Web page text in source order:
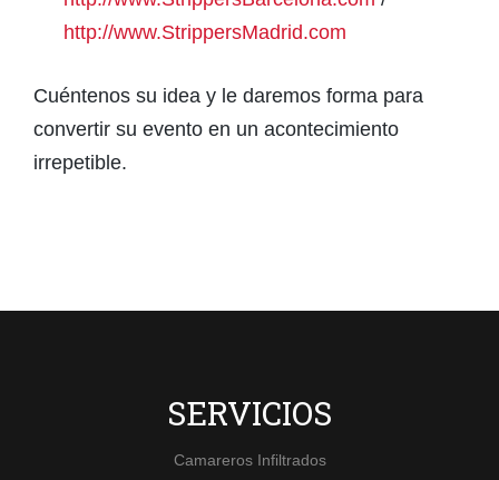
http://www.StrippersMadrid.com
Cuéntenos su idea y le daremos forma para
convertir su evento en un acontecimiento
irrepetible.
SERVICIOS
Camareros Infiltrados